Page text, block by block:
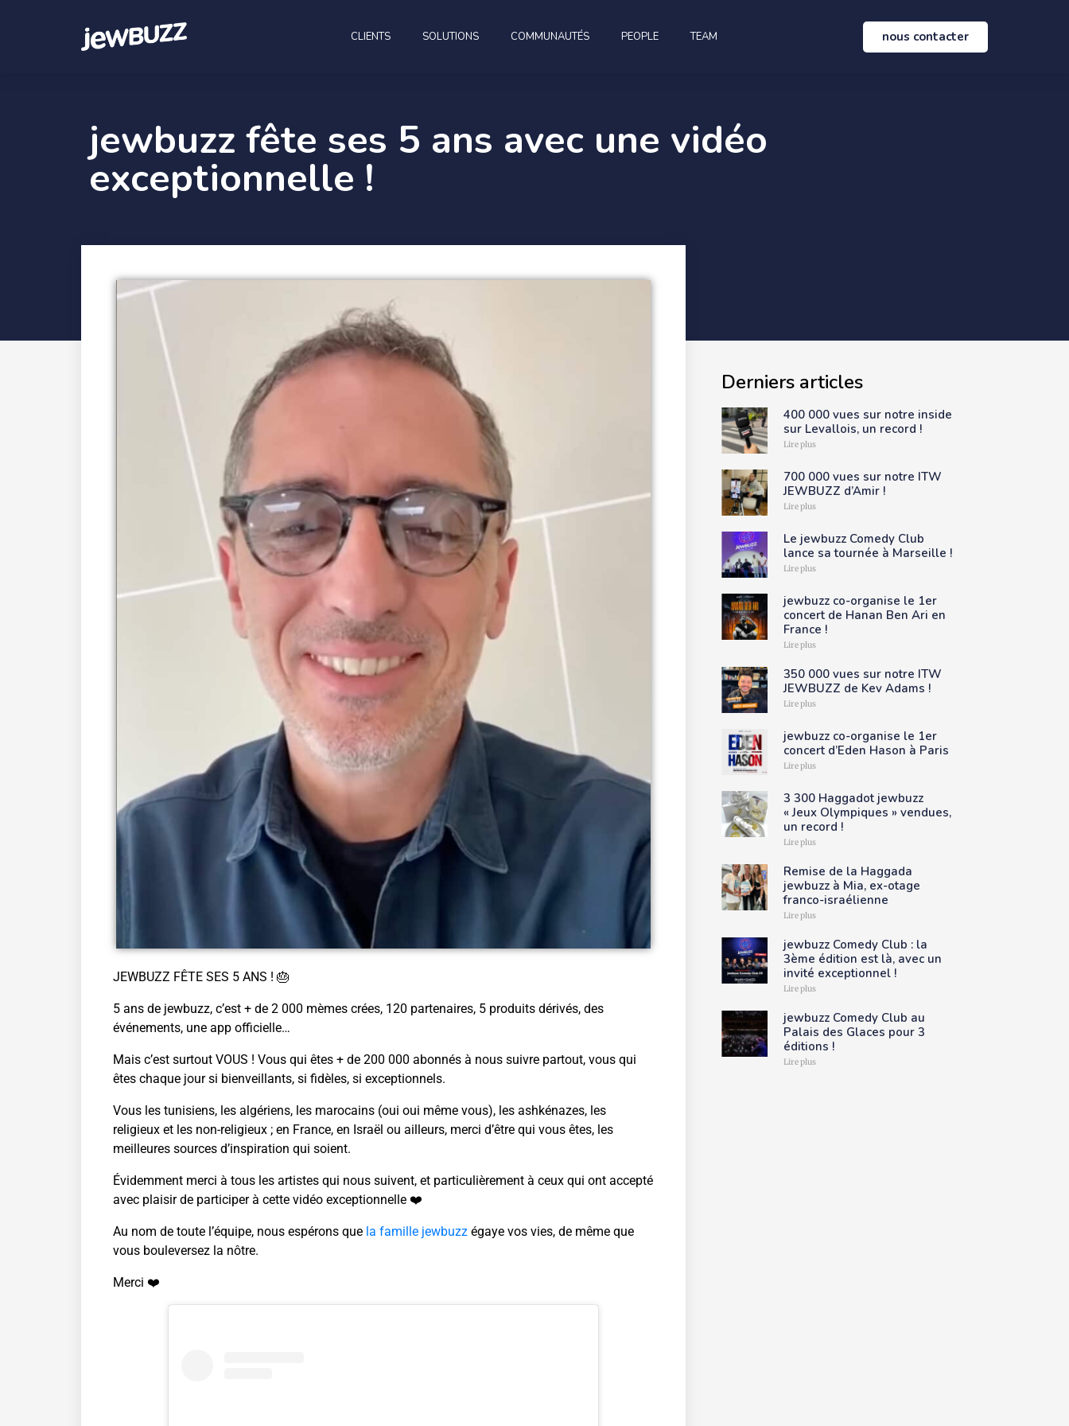
CLIENTS SOLUTIONS COMMUNAUTÉS PEOPLE TEAM nous contacter
jewbuzz fête ses 5 ans avec une vidéo
exceptionnelle !
JEWBUZZ FÊTE SES 5 ANS ! 🎂
5 ans de jewbuzz, c’est + de 2 000 mèmes crées, 120 partenaires, 5 produits dérivés, des
événements, une app officielle…
Mais c’est surtout VOUS ! Vous qui êtes + de 200 000 abonnés à nous suivre partout, vous qui
êtes chaque jour si bienveillants, si fidèles, si exceptionnels.
Vous les tunisiens, les algériens, les marocains (oui oui même vous), les ashkénazes, les
religieux et les non-religieux ; en France, en Israël ou ailleurs, merci d’être qui vous êtes, les
meilleures sources d’inspiration qui soient.
Évidemment merci à tous les artistes qui nous suivent, et particulièrement à ceux qui ont accepté
avec plaisir de participer à cette vidéo exceptionnelle ❤️
Au nom de toute l’équipe, nous espérons que la famille jewbuzz égaye vos vies, de même que
vous bouleversez la nôtre.
Merci ❤️
Derniers articles
400 000 vues sur notre inside
sur Levallois, un record !
Lire plus
700 000 vues sur notre ITW
JEWBUZZ d’Amir !
Lire plus
Le jewbuzz Comedy Club
lance sa tournée à Marseille !
Lire plus
jewbuzz co-organise le 1er
concert de Hanan Ben Ari en
France !
Lire plus
350 000 vues sur notre ITW
JEWBUZZ de Kev Adams !
Lire plus
jewbuzz co-organise le 1er
concert d’Eden Hason à Paris
Lire plus
3 300 Haggadot jewbuzz
« Jeux Olympiques » vendues,
un record !
Lire plus
Remise de la Haggada
jewbuzz à Mia, ex-otage
franco-israélienne
Lire plus
jewbuzz Comedy Club : la
3ème édition est là, avec un
invité exceptionnel !
Lire plus
jewbuzz Comedy Club au
Palais des Glaces pour 3
éditions !
Lire plus